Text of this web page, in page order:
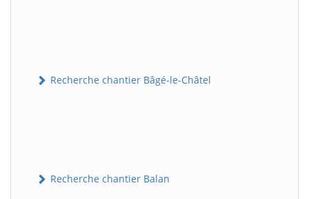
Recherche chantier Bâgé-le-Châtel
Recherche chantier Balan